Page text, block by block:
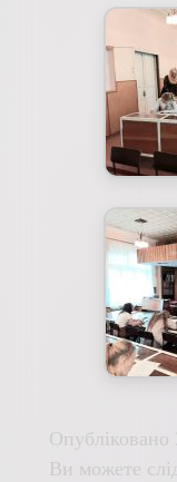
Ви можете